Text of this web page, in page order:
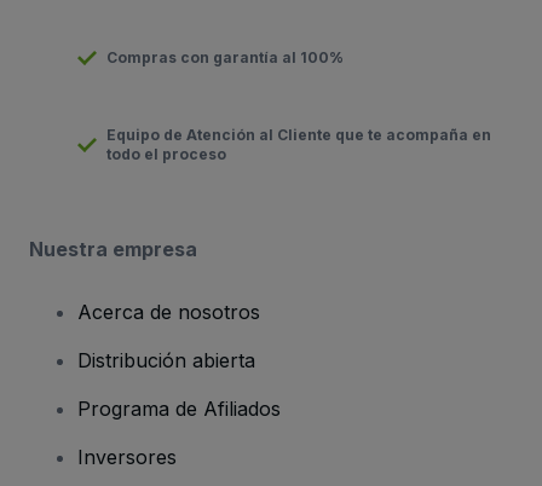
Compras con garantía al 100%
Equipo de Atención al Cliente que te acompaña en
todo el proceso
Nuestra empresa
Acerca de nosotros
Distribución abierta
Programa de Afiliados
Inversores